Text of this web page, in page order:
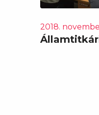
2018.